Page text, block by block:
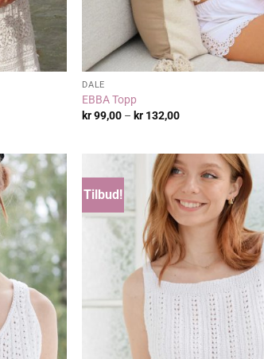
DALE
EBBA Topp
kr99,00 – kr 132,00Prisområde:
Tilbud!